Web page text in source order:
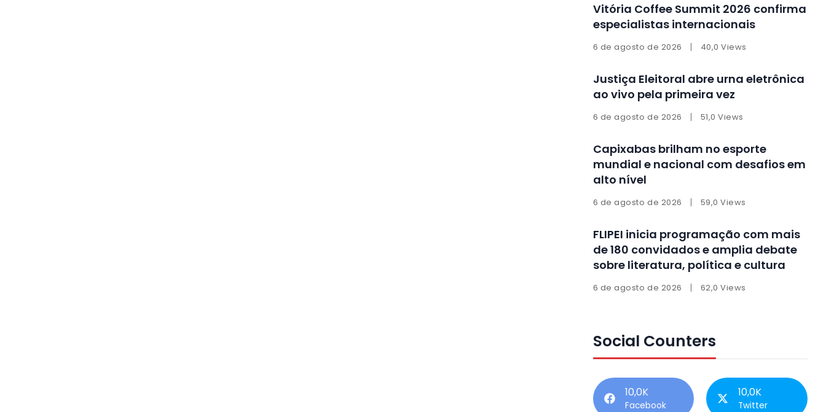
Vitória Coffee Summit 2026 confirma
especialistas internacionais
6 de agosto de 2026 40,0 Views
Justiça Eleitoral abre urna eletrônica
ao vivo pela primeira vez
6 de agosto de 2026 51,0 Views
Capixabas brilham no esporte
mundial e nacional com desafios em
alto nível
6 de agosto de 2026 59,0 Views
FLIPEI inicia programação com mais
de 180 convidados e amplia debate
sobre literatura, política e cultura
6 de agosto de 2026 62,0 Views
Social Counters
10,0K
Facebook
10,0K
Twitter